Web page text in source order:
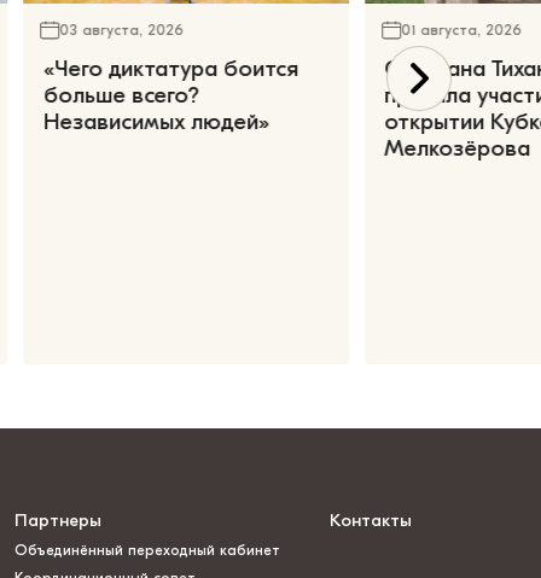
03 августа, 2026
«Чего диктатура боится
больше всего?
Независимых людей»
01 августа, 2026
Светлана
приняла
открытии
Мелкозёрова
Партнеры
Объединённый переходный кабинет
Контакты